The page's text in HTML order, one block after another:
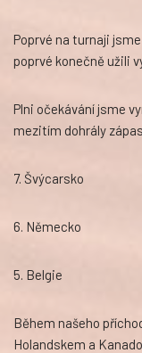
Poprvé na turnaji
poprvé konečně užili
Plni očekávání jsme
mezitím dohrály
7. Švýcarsko
6. Německo
5. Belgie
Během našeho
Holandskem a